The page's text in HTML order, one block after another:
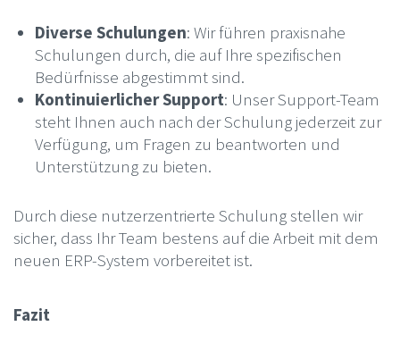
Diverse Schulungen: Wir führen praxisnahe
Schulungen durch, die auf Ihre spezifischen
Bedürfnisse abgestimmt sind.
Kontinuierlicher Support: Unser Support-Team
steht Ihnen auch nach der Schulung jederzeit zur
Verfügung, um Fragen zu beantworten und
Unterstützung zu bieten.
Durch diese nutzerzentrierte Schulung stellen wir
sicher, dass Ihr Team bestens auf die Arbeit mit dem
neuen ERP-System vorbereitet ist.
Fazit